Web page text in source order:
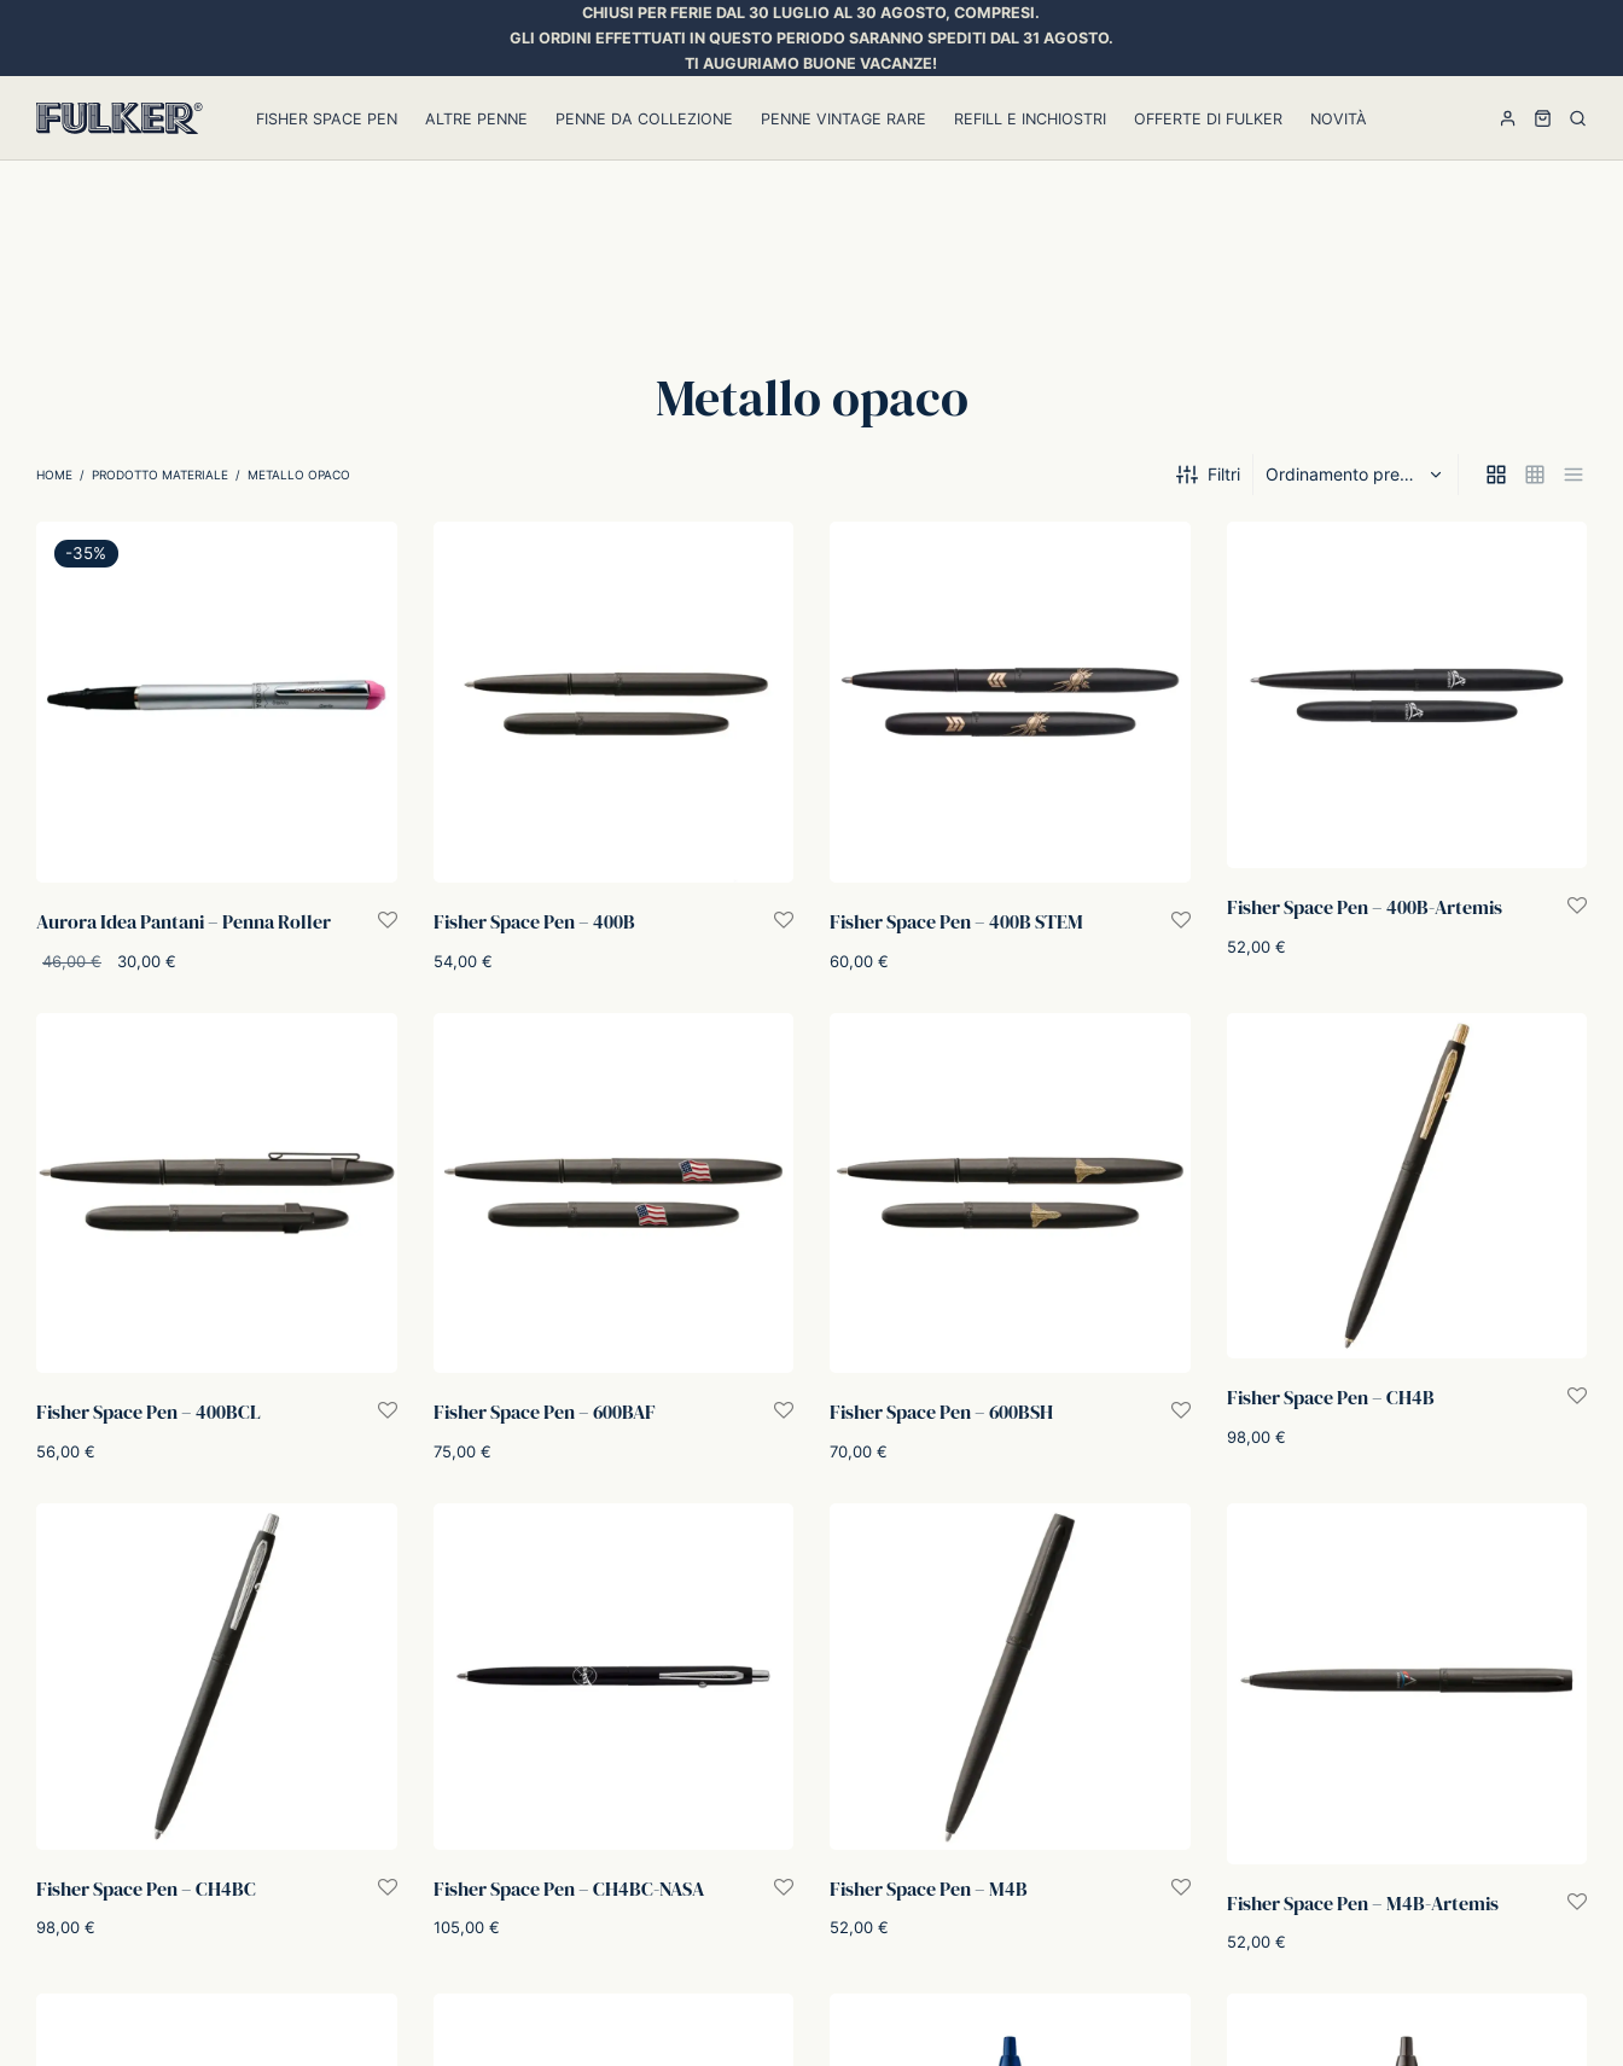
CHIUSI PER FERIE DAL 30 LUGLIO AL 30 AGOSTO, COMPRESI.
GLI ORDINI EFFETTUATI IN QUESTO PERIODO SARANNO SPEDITI DAL 31 AGOSTO.
TI AUGURIAMO BUONE VACANZE!
FISHER SPACE PEN ALTRE PENNE PENNE DA COLLEZIONE PENNE VINTAGE RARE REFILL E INCHIOSTRI OFFERTE DI FULKER NOVITÀ
Metallo opaco
HOME / PRODOTTO MATERIALE / METALLO OPACO Filtri
-35%
Aurora Idea Pantani – Penna Roller
46,00€
Il
30,00 €
Fisher Space Pen – 400B
54,00 €
Fisher Space Pen – 400B STEM
60,00 €
Fisher Space Pen – 400B-Artemis
52,00 €
Fisher Space Pen – 400BCL
56,00 €
Fisher Space Pen – 600BAF
75,00 €
Fisher Space Pen – 600BSH
70,00 €
Fisher Space Pen – CH4B
98,00 €
Fisher Space Pen – CH4BC
98,00 €
Fisher Space Pen – CH4BC-NASA
105,00 €
Fisher Space Pen – M4B
52,00 €
Fisher Space Pen – M4B-Artemis
52,00 €